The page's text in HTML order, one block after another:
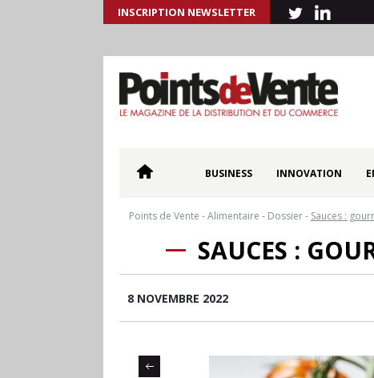
INSCRIPTION NEWSLETTER
BUSINESS INNOVATION
Points de Vente -Alimentaire - Dossier- Sauces :
SAUCES :
8 NOVEMBRE 2022